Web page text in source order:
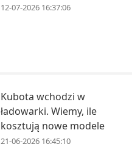
12-07-2026 16:37:06
Kubota wchodzi w
ładowarki. Wiemy, ile
kosztują nowe modele
21-06-2026 16:45:10